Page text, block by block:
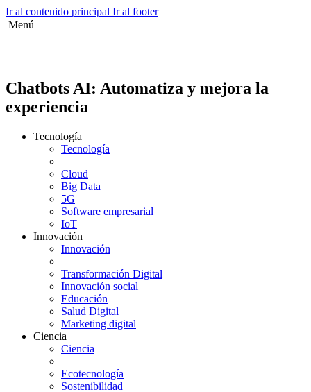
Ir al contenido principal Ir al footer
Menú
Chatbots AI: Automatiza y mejora la
experiencia
Tecnología
Tecnología
Cloud
Big Data
5G
Software empresarial
IoT
Innovación
Innovación
Transformación Digital
Innovación social
Educación
Salud Digital
Marketing digital
Ciencia
Ciencia
Ecotecnología
Sostenibilidad